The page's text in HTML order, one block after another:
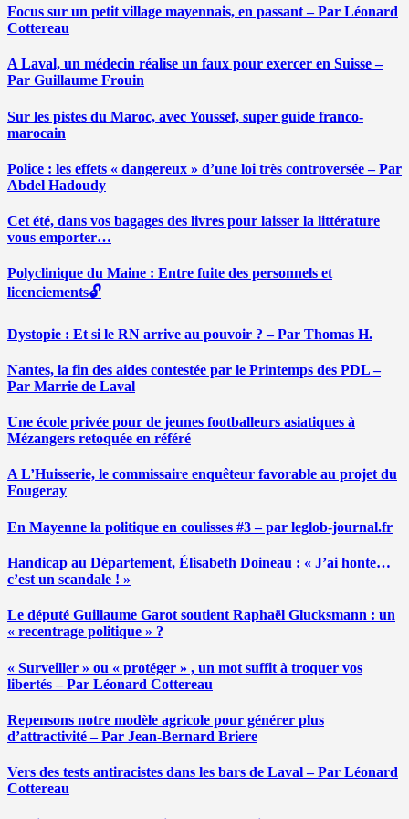
Focus sur un petit village mayennais, en passant – Par Léonard
Cottereau
A Laval, un médecin réalise un faux pour exercer en Suisse –
Par Guillaume Frouin
Sur les pistes du Maroc, avec Youssef, super guide franco-
marocain
Police : les effets « dangereux » d’une loi très controversée – Par
Abdel Hadoudy
Cet été, dans vos bagages des livres pour laisser la littérature
vous emporter…
Polyclinique du Maine : Entre fuite des personnels et
licenciements🔓
Dystopie : Et si le RN arrive au pouvoir ? – Par Thomas H.
Nantes, la fin des aides contestée par le Printemps des PDL –
Par Marrie de Laval
Une école privée pour de jeunes footballeurs asiatiques à
Mézangers retoquée en référé
A L’Huisserie, le commissaire enquêteur favorable au projet du
Fougeray
En Mayenne la politique en coulisses #3 – par leglob-journal.fr
Handicap au Département, Élisabeth Doineau : « J’ai honte…
c’est un scandale ! »
Le député Guillaume Garot soutient Raphaël Glucksmann : un
« recentrage politique » ?
« Surveiller » ou « protéger » , un mot suffit à troquer vos
libertés – Par Léonard Cottereau
Repensons notre modèle agricole pour générer plus
d’attractivité – Par Jean-Bernard Briere
Vers des tests antiracistes dans les bars de Laval – Par Léonard
Cottereau